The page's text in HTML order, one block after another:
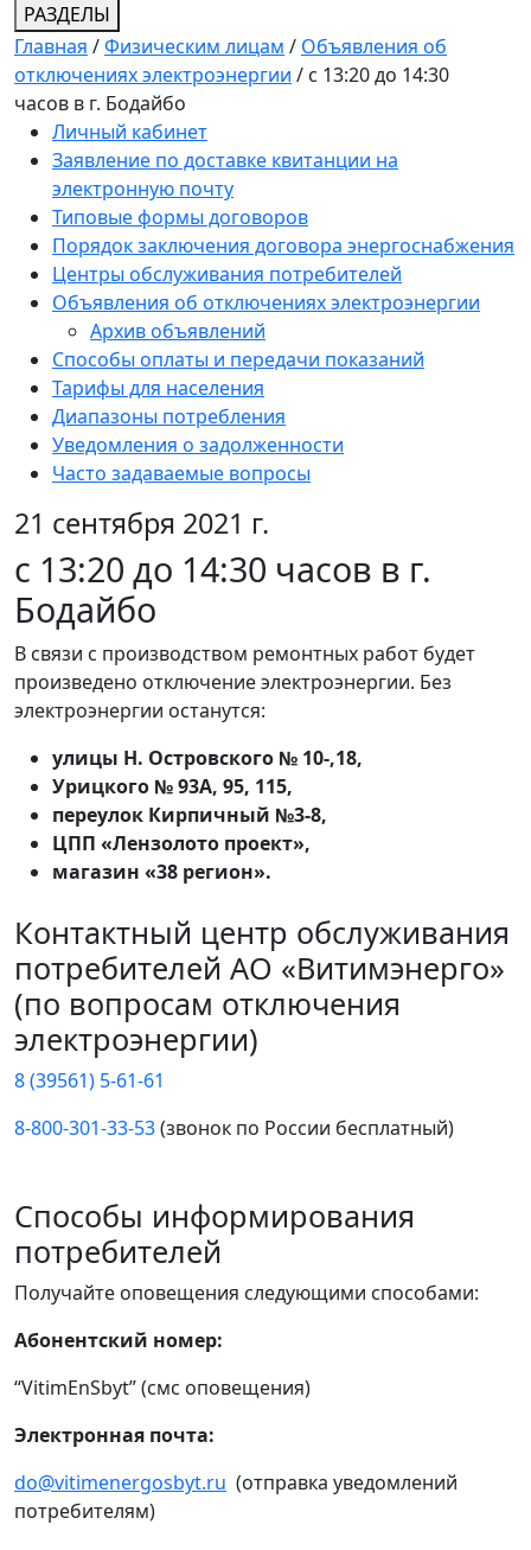
РАЗДЕЛЫ
Главная /Физическим лицам / Объявления об
отключениях электроэнергии / с 13:20 до 14:30
часов в г. Бодайбо
Личный кабинет
Заявление по доставке квитанции на
электронную почту
Типовые формы договоров
Порядок заключения договора энергоснабжения
Центры обслуживания потребителей
Объявления об отключениях электроэнергии
Архив объявлений
Способы оплаты и передачи показаний
Тарифы для населения
Диапазоны потребления
Уведомления о задолженности
Часто задаваемые вопросы
21 сентября 2021 г.
с 13:20 до 14:30 часов в г.
Бодайбо
В связи с производством ремонтных работ будет
произведено отключение электроэнергии. Без
электроэнергии останутся:
улицы Н. Островского № 10-,18,
Урицкого № 93А, 95, 115,
переулок Кирпичный №3-8,
ЦПП «Лензолото проект»,
магазин «38 регион».
Контактный центр обслуживания
потребителей АО «Витимэнерго»
(по вопросам отключения
электроэнергии)
8 (39561) 5-61-61
8-800-301-33-53(звонок по России бесплатный)
Способы информирования
потребителей
Получайте оповещения следующими способами:
Абонентский номер:
“VitimEnSbyt” (смс оповещения)
Электронная почта:
do@vitimenergosbyt.ru (отправка уведомлений
потребителям)